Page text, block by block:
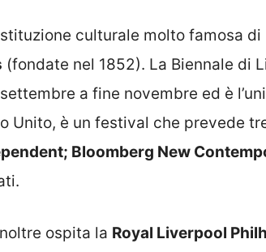
culturale molto famosa
(fondate nel 1852). La Biennale di
a fine novembre ed è
Unito, è un festival che prevede
Bloomberg New
ospita la Royal Liverpool